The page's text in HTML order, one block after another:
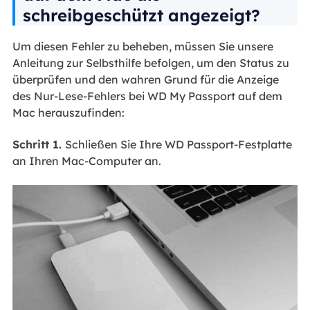
schreibgeschützt angezeigt?
Um diesen Fehler zu beheben, müssen Sie unsere
Anleitung zur Selbsthilfe befolgen, um den Status zu
überprüfen und den wahren Grund für die Anzeige
des Nur-Lese-Fehlers bei WD My Passport auf dem
Mac herauszufinden:
Schritt 1. Schließen Sie Ihre WD Passport-Festplatte
an Ihren Mac-Computer an.